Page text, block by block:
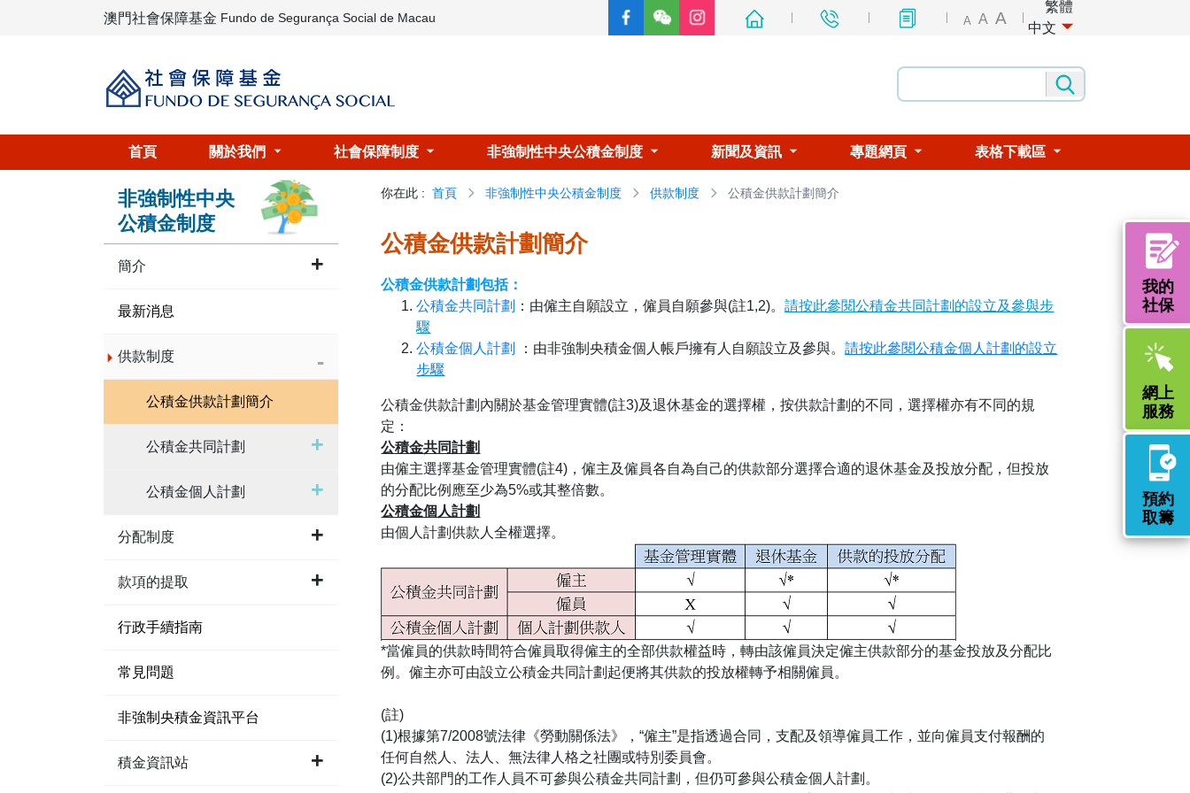
A A A
繁體
中文
澳門社會保障基金 Fundo de Segurança Social de Macau
首頁 關於我們 社會保障制度 非強制性中央公積金制度 新聞及資訊 專題網頁 表格下載區
我的
社保
網上
服務
預約
取籌
非強制性中央
公積金制度
簡介
最新消息
供款制度
公積金供款計劃簡介
公積金共同計劃
公積金個人計劃
分配制度
款項的提取
行政手續指南
常見問題
非強制央積金資訊平台
積金資訊站
你在此 : 首頁 非強制性中央公積金制度 供款制度 公積金供款計劃簡介
公積金供款計劃簡介
公積金供款計劃包括：
公積金共同計劃 ：由僱主自願設立，僱員自願參與(註1,2)。請按此參閱公積金共同計劃的設立及參與步
驟
公積金個人計劃
：由非強制央積金個人帳戶擁有人自願設立及參與。請按此參閱公積金個人計劃的設立
步驟
公積金供款計劃內關於基金管理實體(註3)及退休基金的選擇權，按供款計劃的不同，選擇權亦有不同的規
定：
公積金共同計劃
由僱主選擇基金管理實體(註4)，僱主及僱員各自為自己的供款部分選擇合適的退休基金及投放分配，但投放
的分配比例應至少為5%或其整倍數。
公積金個人計劃
由個人計劃供款人全權選擇。
*當僱員的供款時間符合僱員取得僱主的全部供款權益時，轉由該僱員決定僱主供款部分的基金投放及分配比
例。僱主亦可由設立公積金共同計劃起便將其供款的投放權轉予相關僱員。
(註)
(1)根據第7/2008號法律《勞動關係法》，“僱主”是指透過合同，支配及領導僱員工作，並向僱員支付報酬的
任何自然人、法人、無法律人格之社團或特別委員會。
(2)公共部門的工作人員不可參與公積金共同計劃，但仍可參與公積金個人計劃。